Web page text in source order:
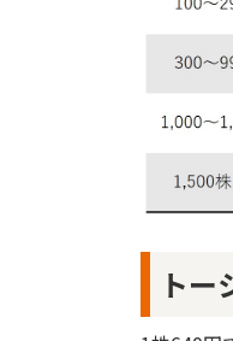
トー